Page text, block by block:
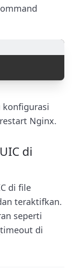
konfigurasi
Nginx.
di
di file
teraktifkan.
seperti
di